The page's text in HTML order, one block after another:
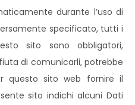
durante l’uso di
specificato, tutti i
sito sono obbligatori,
di comunicarli, potrebbe
questo sito web fornire il
sito indichi alcuni Dati